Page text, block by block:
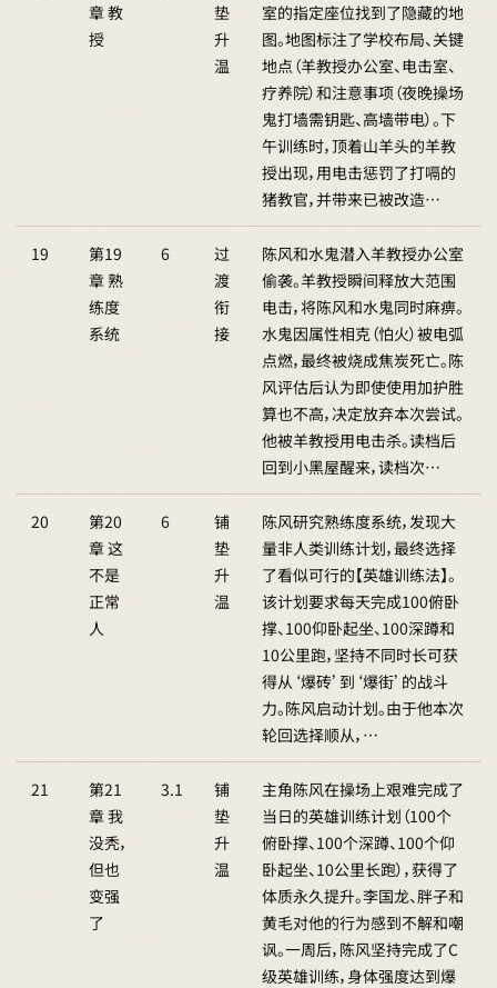
章 教
授
垫
升
温
室的指定座位找到了隐藏的地
图。地图标注了学校布局、关键
地点（羊教授办公室、电击室、
疗养院）和注意事项（夜晚操场
鬼打墙需钥匙、高墙带电）。下
午训练时，顶着山羊头的羊教
授出现，用电击惩罚了打嗝的
猪教官，并带来已被改造…
19
第19
章 熟
练度
系统
6
过
渡
衔
接
陈风和水鬼潜入羊教授办公室
偷袭。羊教授瞬间释放大范围
电击，将陈风和水鬼同时麻痹。
水鬼因属性相克（怕火）被电弧
点燃，最终被烧成焦炭死亡。陈
风评估后认为即使使用加护胜
算也不高，决定放弃本次尝试。
他被羊教授用电击杀。读档后
回到小黑屋醒来，读档次…
20
第20
章 这
不是
正常
人
6
铺
垫
升
温
陈风研究熟练度系统，发现大
量非人类训练计划，最终选择
了看似可行的【英雄训练法】。
该计划要求每天完成100俯卧
撑、100仰卧起坐、100深蹲和
10公里跑，坚持不同时长可获
得从‘爆砖’到‘爆街’的战斗
力。陈风启动计划。由于他本次
轮回选择顺从，…
21
第21
章 我
没秃，
但也
变强
了
3.1
铺
垫
升
温
主角陈风在操场上艰难完成了
当日的英雄训练计划（100个
俯卧撑、100个深蹲、100个仰
卧起坐、10公里长跑），获得了
体质永久提升。李国龙、胖子和
黄毛对他的行为感到不解和嘲
讽。一周后，陈风坚持完成了C
级英雄训练，身体强度达到爆